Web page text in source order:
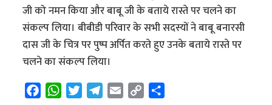
जी को नमन किया और बाबू जी के बताये रास्ते पर चलने का
संकल्प लिया। बीबीडी परिवार के सभी सदस्यों ने बाबू बनारसी
दास जी के चित्र पर पुष्प अर्पित करते हुए उनके बताये रास्ते पर
चलने का संकल्प लिया।
W